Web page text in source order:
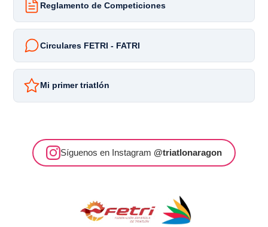
Reglamento de Competiciones
Circulares FETRI - FATRI
Mi primer triatlón
Síguenos en Instagram @triatlonaragon